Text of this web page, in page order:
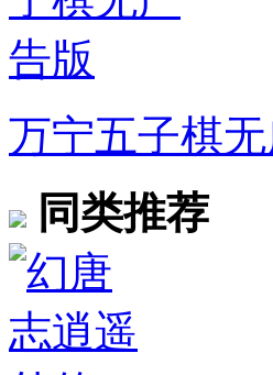
万宁五子棋
同类推荐